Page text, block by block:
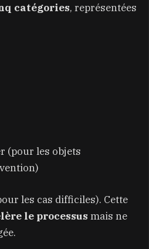
catégories, représentées
(pour les objets
les cas difficiles). Cette
le processus mais ne